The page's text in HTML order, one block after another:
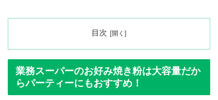
目次
業務スーパーのお好み焼き粉は大容量だか
らパーティーにもおすすめ！